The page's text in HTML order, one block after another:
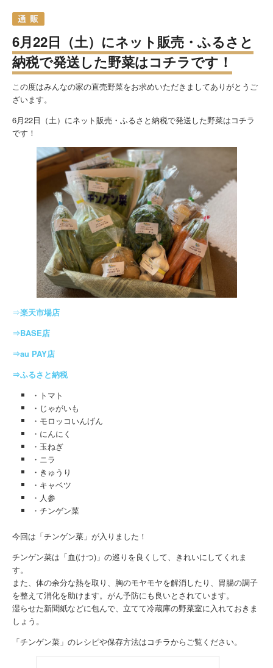
6月22日（土）にネット販売・ふるさと
納税で発送した野菜はコチラです！
この度はみんなの家の直売野菜をお求めいただきましてありがとうご
ざいます。
6月22日（土）にネット販売・ふるさと納税で発送した野菜はコチラ
です！
⇒楽天市場店
⇒BASE店
⇒au PAY店
⇒ふるさと納税
・トマト
・じゃがいも
・モロッコいんげん
・にんにく
・玉ねぎ
・ニラ
・きゅうり
・キャベツ
・人参
・チンゲン菜
今回は「チンゲン菜」が入りました！
チンゲン菜は「血(けつ)」の巡りを良くして、きれいにしてくれま
す。
また、体の余分な熱を取り、胸のモヤモヤを解消したり、胃腸の調子
を整えて消化を助けます。がん予防にも良いとされています。
湿らせた新聞紙などに包んで、立てて冷蔵庫の野菜室に入れておきま
しょう。
「チンゲン菜」のレシピや保存方法はコチラからご覧ください。